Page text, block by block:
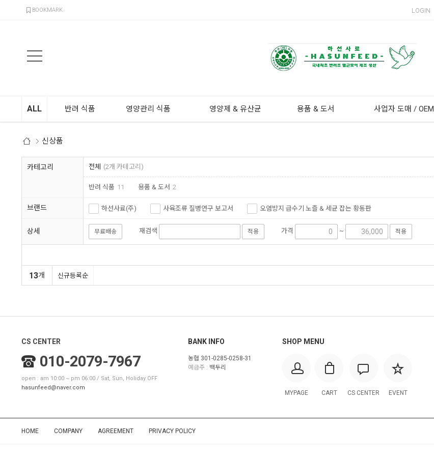
BOOKMARK LOGIN
ALL 반려 식품 영양관리 식품 영양제 & 유산균 용품 & 도서 사업자 도매 / OEM
신상품
카테고리 전체 (2개 카테고리)
반려 식품 11 용품 & 도서 2
브랜드 하선사료(주) 사육조류 질병연구 보고서 오염방지 급수기 노즐 & 세균 잡는 황동판
상세 무료배송 재검색 적용 가격 ~ 적용
13개 신규등록순
CS CENTER
010-2079-7967
open : am 10:00 ~ pm 06:00 / Sat, Sun, Holiday OFF
hasunfeed@naver.com
BANK INFO
농협 301-0285-0258-31
예금주 : 백두리
SHOP MENU
MYPAGE CART CS CENTER EVENT
HOME COMPANY AGREEMENT PRIVACY POLICY